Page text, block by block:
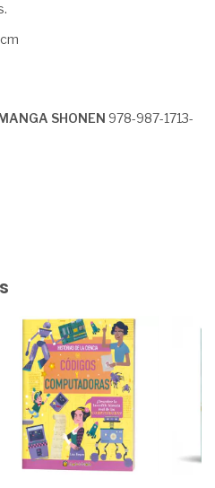
SHONEN 978-987-1713-